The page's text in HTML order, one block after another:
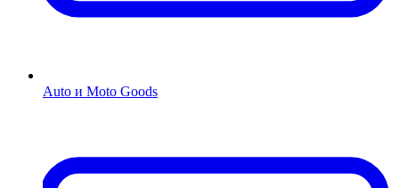
Auto и Moto Goods